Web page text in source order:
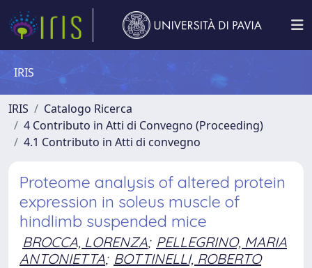
IRIS
IRIS
Catalogo Ricerca
4 Contributo in Atti di Convegno (Proceeding)
4.1 Contributo in Atti di convegno
Proteome analysis of altered protein
expression in soleus muscle of
hindlimb suspended mice
BROCCA, LORENZA; PELLEGRINO, MARIA
ANTONIETTA; BOTTINELLI, ROBERTO